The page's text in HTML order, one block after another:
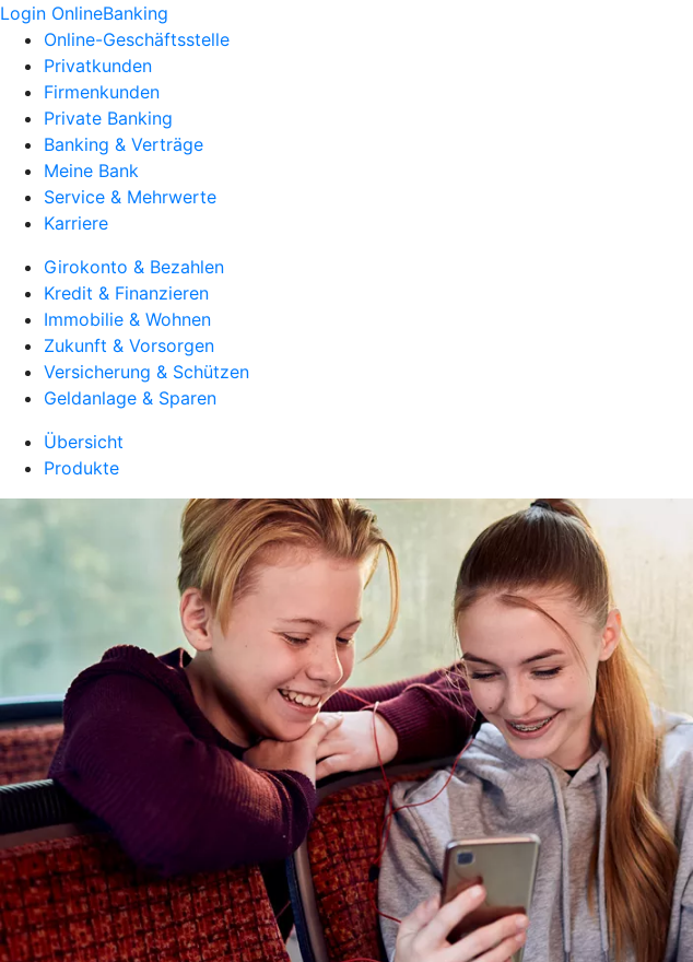
Login OnlineBanking
Online-Geschäftsstelle
Privatkunden
Firmenkunden
Private Banking
Banking & Verträge
Meine Bank
Service & Mehrwerte
Karriere
Girokonto & Bezahlen
Kredit & Finanzieren
Immobilie & Wohnen
Zukunft & Vorsorgen
Versicherung & Schützen
Geldanlage & Sparen
Übersicht
Produkte